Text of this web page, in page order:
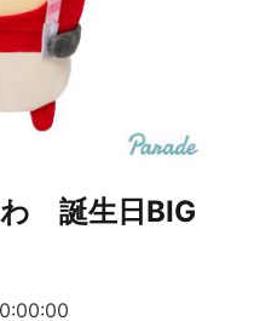
わ 誕生日BIG